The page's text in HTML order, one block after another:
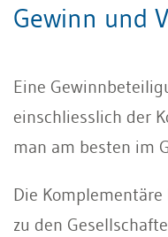
Gewinn und
Eine
einschliesslich der
man am besten im
Die
zu den